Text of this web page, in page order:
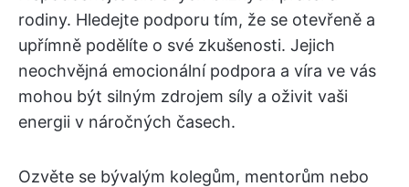
rodiny. Hledejte podporu tím, že se otevřeně a
upřímně podělíte o své zkušenosti. Jejich
neochvějná emocionální podpora a víra ve vás
mohou být silným zdrojem síly a oživit vaši
energii v náročných časech.
Ozvěte se bývalým kolegům, mentorům nebo